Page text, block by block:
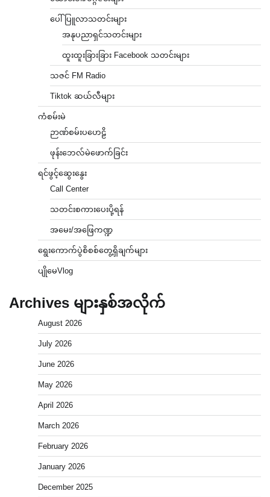
ပေါ်ပြူလာသတင်းများ
အနုပညာရှင်သတင်းများ
ထူးထူးခြားခြား Facebook သတင်းများ
သဇင် FM Radio
Tiktok ဆယ်လီများ
ကံစမ်းမဲ
ဉာဏ်စမ်းပဟေဠိ
ဖုန်းဘေလ်မဲဖောက်ခြင်း
ရင်ဖွင့်ဆွေးနွေး
Call Center
သတင်းစကားပေးပို့ရန်
အမေး/အဖြေကဏ္ဍ
ရွေးကောက်ပွဲစိစစ်တွေ့ရှိချက်များ
ပျိုမေVlog
Archives များနှစ်အလိုက်
August 2026
July 2026
June 2026
May 2026
April 2026
March 2026
February 2026
January 2026
December 2025